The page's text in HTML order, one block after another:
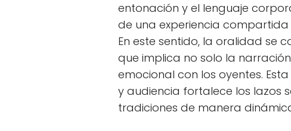
entonación y el lenguaje
de una experiencia
En este sentido, la oralidad se
que implica no solo la
emocional con los oyentes.
y audiencia fortalece los lazos
tradiciones de manera